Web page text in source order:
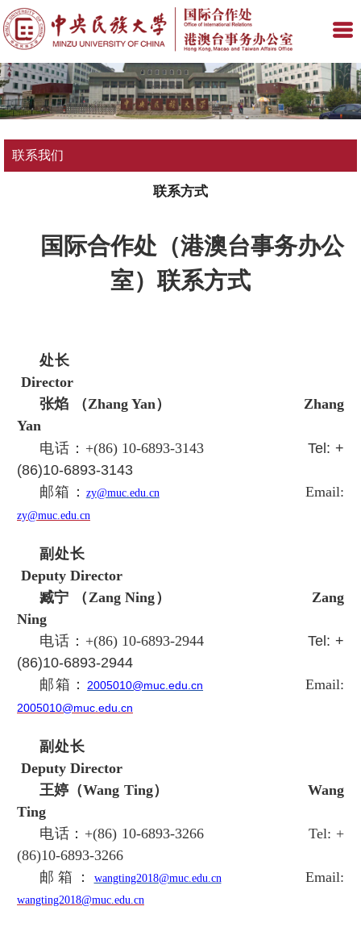
联系我们
联系方式
国际合作处（港澳台事务办公
室）联系方式
处长
Director
张焰 （Zhang Yan） Zhang
Yan
电话：+(86) 10-6893-3143Tel:+
(86)10-6893-3143
邮箱： zy@muc.edu.cnEmail:
zy@muc.edu.cn
副处长
Deputy Director
臧宁 （Zang Ning） Zang
Ning
电话：+(86) 10-6893-2944Tel:+
(86)10-6893-2944
邮箱：2005010@muc.edu.cn Email:
2005010@muc.edu.cn
副处长
Deputy Director
王婷（Wang Ting） Wang
Ting
电话：+(86) 10-6893-3266Tel: +
(86)10-6893-3266
邮箱：
wangting2018@muc.edu.cn Email:
wangting2018@muc.edu.cn